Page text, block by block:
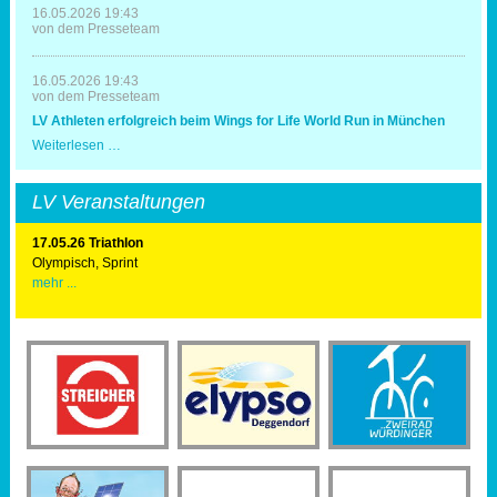
20.
Mal
16.05.2026 19:43
von dem Presseteam
16.05.2026 19:43
von dem Presseteam
LV Athleten erfolgreich beim Wings for Life World Run in München
Weiterlesen …
erfolgreich
Wings
for
Life
World
Run
LV Veranstaltungen
17.05.26 Triathlon
Olympisch, Sprint
mehr ...